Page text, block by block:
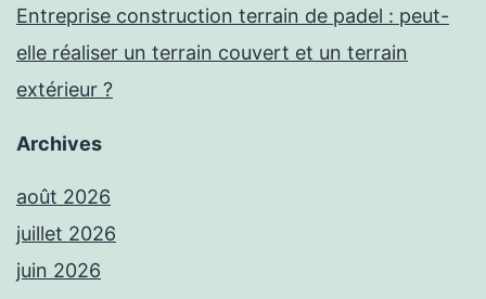
Entreprise construction terrain de padel : peut-
elle réaliser un terrain couvert et un terrain
extérieur ?
Archives
août 2026
juillet 2026
juin 2026